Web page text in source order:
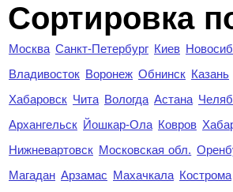
Cортировка
Москва Санкт-Петербург Киев
Владивосток Воронеж Обнинск Казань
Хабаровск Чита Вологда Астана
Архангельск Йошкар-Ола Ковров
Нижневартовск Московская обл.
Магадан Арзамас Махачкала Кострома